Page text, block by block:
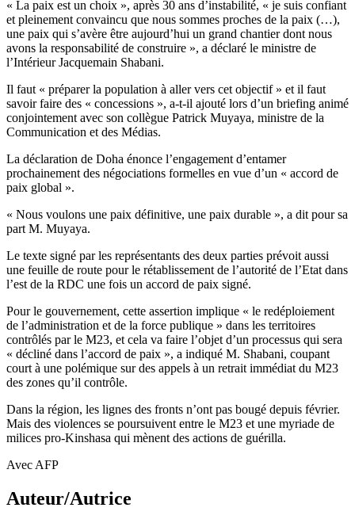
« La paix est un choix », après 30 ans d’instabilité, « je suis confiant
et pleinement convaincu que nous sommes proches de la paix (…),
une paix qui s’avère être aujourd’hui un grand chantier dont nous
avons la responsabilité de construire », a déclaré le ministre de
l’Intérieur Jacquemain Shabani.
Il faut « préparer la population à aller vers cet objectif » et il faut
savoir faire des « concessions », a-t-il ajouté lors d’un briefing animé
conjointement avec son collègue Patrick Muyaya, ministre de la
Communication et des Médias.
La déclaration de Doha énonce l’engagement d’entamer
prochainement des négociations formelles en vue d’un « accord de
paix global ».
« Nous voulons une paix définitive, une paix durable », a dit pour sa
part M. Muyaya.
Le texte signé par les représentants des deux parties prévoit aussi
une feuille de route pour le rétablissement de l’autorité de l’Etat dans
l’est de la RDC une fois un accord de paix signé.
Pour le gouvernement, cette assertion implique « le redéploiement
de l’administration et de la force publique » dans les territoires
contrôlés par le M23, et cela va faire l’objet d’un processus qui sera
« décliné dans l’accord de paix », a indiqué M. Shabani, coupant
court à une polémique sur des appels à un retrait immédiat du M23
des zones qu’il contrôle.
Dans la région, les lignes des fronts n’ont pas bougé depuis février.
Mais des violences se poursuivent entre le M23 et une myriade de
milices pro-Kinshasa qui mènent des actions de guérilla.
Avec AFP
Auteur/Autrice